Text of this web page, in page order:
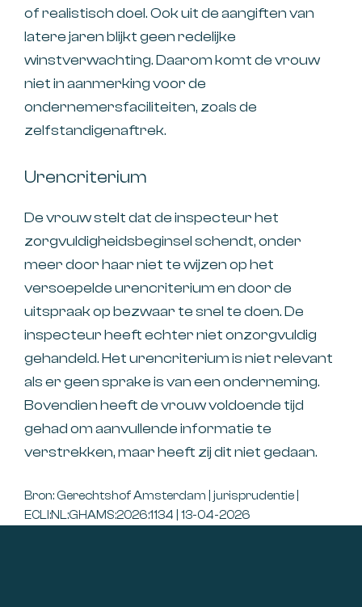
of realistisch doel. Ook uit de aangiften van
latere jaren blijkt geen redelijke
winstverwachting. Daarom komt de vrouw
niet in aanmerking voor de
ondernemersfaciliteiten, zoals de
zelfstandigenaftrek.
Urencriterium
De vrouw stelt dat de inspecteur het
zorgvuldigheidsbeginsel schendt, onder
meer door haar niet te wijzen op het
versoepelde urencriterium en door de
uitspraak op bezwaar te snel te doen. De
inspecteur heeft echter niet onzorgvuldig
gehandeld. Het urencriterium is niet relevant
als er geen sprake is van een onderneming.
Bovendien heeft de vrouw voldoende tijd
gehad om aanvullende informatie te
verstrekken, maar heeft zij dit niet gedaan.
Bron: Gerechtshof Amsterdam | jurisprudentie |
ECLI:NL:GHAMS:2026:1134 | 13-04-2026